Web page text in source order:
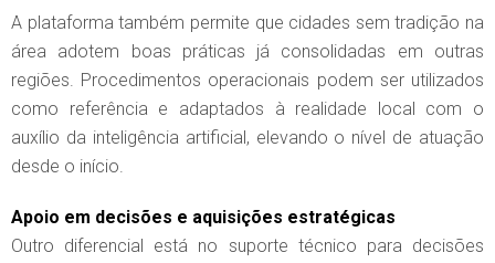
A plataforma também permite que cidades sem tradição na
área adotem boas práticas já consolidadas em outras
regiões. Procedimentos operacionais podem ser utilizados
como referência e adaptados à realidade local com o
auxílio da inteligência artificial, elevando o nível de atuação
desde o início.
Apoio em decisões e aquisições estratégicas
Outro diferencial está no suporte técnico para decisões